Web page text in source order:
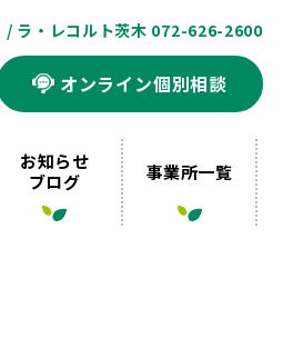
/ ラ・レコルト茨木 072-626-2600
オンライン個別相談
お知らせ
ブログ
事業所一覧